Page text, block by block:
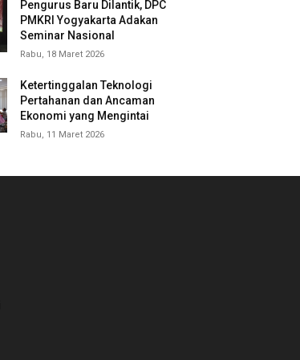
Pengurus Baru Dilantik, DPC
PMKRI Yogyakarta Adakan
Seminar Nasional
Rabu, 18 Maret 2026
Ketertinggalan Teknologi
Pertahanan dan Ancaman
Ekonomi yang Mengintai
Rabu, 11 Maret 2026